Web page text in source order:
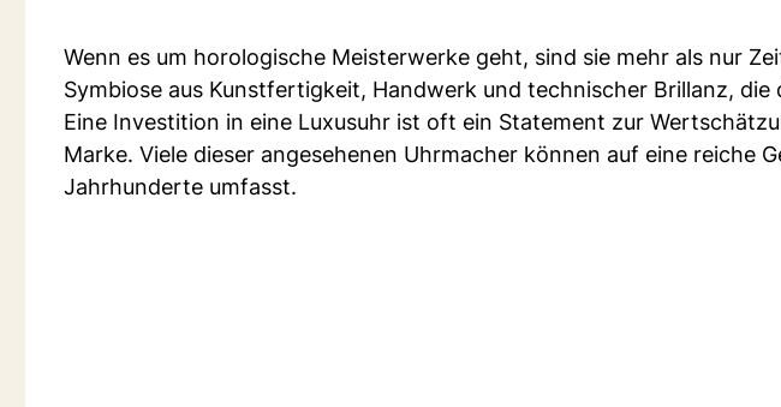
Wenn es um horologische Meisterwerke geht, sind sie mehr als nur
Symbiose aus Kunstfertigkeit, Handwerk und technischer Brillanz,
Eine Investition in eine Luxusuhr ist oft ein Statement zur
Marke. Viele dieser angesehenen Uhrmacher können auf eine reiche
Jahrhunderte umfasst.